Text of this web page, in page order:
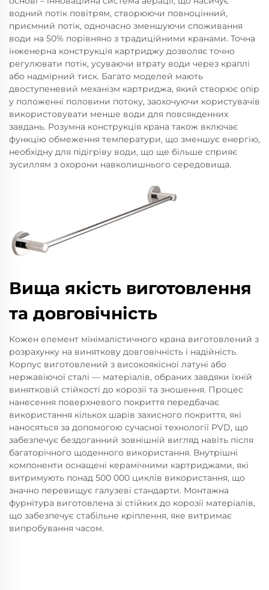
водний потік повітрям, створюючи повноцінний,
приємний потік, одночасно зменшуючи споживання
води на 50% порівняно з традиційними кранами. Точна
інженерна конструкція картриджу дозволяє точно
регулювати потік, усуваючи втрату води через краплі
або надмірний тиск. Багато моделей мають
двоступеневий механізм картриджа, який створює опір
у положенні половини потоку, заохочуючи користувачів
використовувати менше води для повсякденних
завдань. Розумна конструкція крана також включає
функцію обмеження температури, що зменшує енергію,
необхідну для підігріву води, що ще більше сприяє
зусиллям з охорони навколишнього середовища.
Вища якість виготовлення
та довговічність
Кожен елемент мінімалістичного крана виготовлений з
розрахунку на виняткову довговічність і надійність.
Корпус виготовлений з високоякісної латуні або
нержавіючої сталі — матеріалів, обраних завдяки їхній
винятковій стійкості до корозії та зношення. Процес
нанесення поверхневого покриття передбачає
використання кількох шарів захисного покриття, які
наносяться за допомогою сучасної технології PVD, що
забезпечує бездоганний зовнішній вигляд навіть після
багаторічного щоденного використання. Внутрішні
компоненти оснащені керамічними картриджами, які
витримують понад 500 000 циклів використання, що
значно перевищує галузеві стандарти. Монтажна
фурнітура виготовлена зі стійких до корозії матеріалів,
що забезпечує стабільне кріплення, яке витримає
випробування часом.